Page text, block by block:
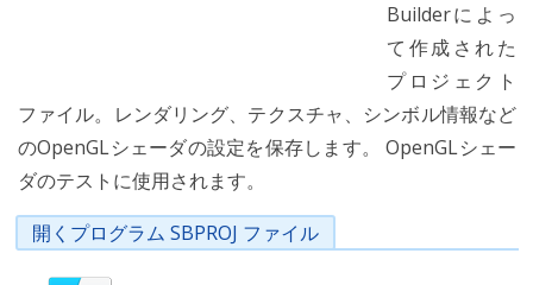
Builderによっ
て作成された
プロジェクト
ファイル。レンダリング、テクスチャ、シンボル情報など
のOpenGLシェーダの設定を保存します。 OpenGLシェー
ダのテストに使用されます。
開くプログラム SBPROJ ファイル